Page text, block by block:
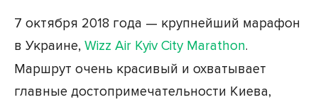
7 октября 2018 года — крупнейший марафон
в Украине, Wizz Air Kyiv City Marathon.
Маршрут очень красивый и охватывает
главные достопримечательности Киева,